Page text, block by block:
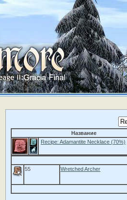
Название
Recipe: Adamantite Necklace (70%)
55 Wretched Archer